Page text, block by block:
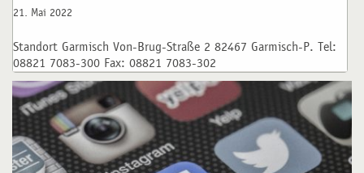
21. Mai 2022
Standort Garmisch Von-Brug-Straße 2 82467 Garmisch-P. Tel:
08821 7083-300 Fax: 08821 7083-302